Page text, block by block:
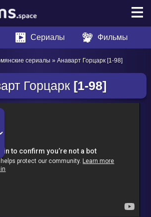
Сериалы Фильмы
сериалы » Анаварт Горцарк [1-98]
Горцарк [1-98]